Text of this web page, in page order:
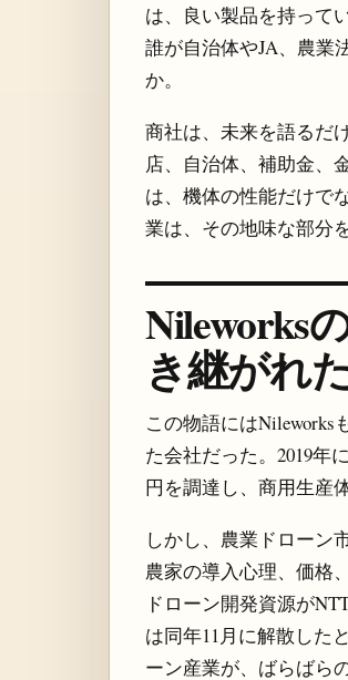
は、良い製品を持って
誰が自治体やJA、農業
か。
商社は、未来を語るだ
店、自治体、補助金、
は、機体の性能だけで
業は、その地味な部分
Nileworks
き継がれ
この物語にはNileworks
た会社だった。2019年
円を調達し、商用生産
しかし、農業ドローン
農家の導入心理、価格
ドローン開発資源が
は同年11月に解散した
ーン産業が、ばらばら